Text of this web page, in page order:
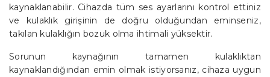
kaynaklanabilir. Cihazda tüm ses ayarlarını kontrol ettiniz
ve kulaklık girişinin de doğru olduğundan eminseniz,
takılan kulaklığın bozuk olma ihtimali yüksektir.
Sorunun kaynağının tamamen kulaklıktan
kaynaklandığından emin olmak istiyorsanız, cihaza uygun